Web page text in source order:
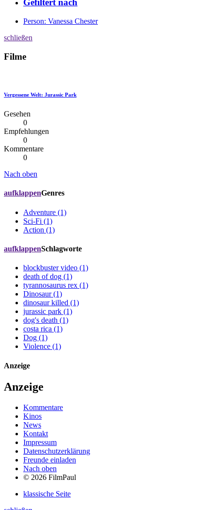
Gefiltert nach
Person: Vanessa Chester
schließen
Filme
Vergessene Welt: Jurassic Park
Gesehen
0
Empfehlungen
0
Kommentare
0
Nach oben
aufklappenGenres
Adventure (1)
Sci-Fi (1)
Action (1)
aufklappenSchlagworte
blockbuster video (1)
death of dog (1)
tyrannosaurus rex (1)
Dinosaur (1)
dinosaur killed (1)
jurassic park (1)
dog's death (1)
costa rica (1)
Dog (1)
Violence (1)
Anzeige
Anzeige
Kommentare
Kinos
News
Kontakt
Impressum
Datenschutzerklärung
Freunde einladen
Nach oben
© 2026 FilmPaul
klassische Seite